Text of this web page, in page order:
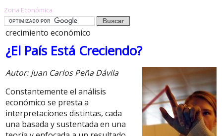
Zona Económica
crecimiento económico
¿El País Está Creciendo?
Autor: Juan Carlos Peña Dávila
Constantemente el análisis
económico se presta a
interpretaciones distintas, cada
una basada y sustentada en una